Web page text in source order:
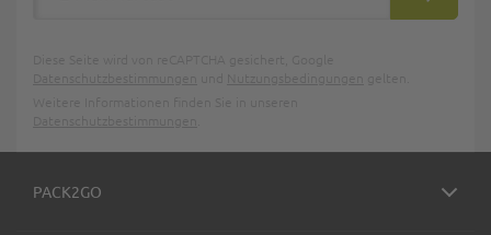
PACK2GO